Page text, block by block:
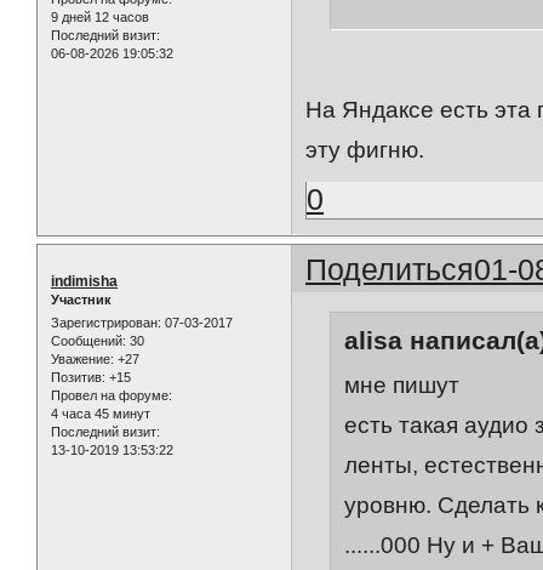
9 дней 12 часов
Последний визит:
06-08-2026 19:05:32
На Яндаксе есть эта
эту фигню.
0
Поделиться01-
indimisha
Участник
Зарегистрирован: 07-03-2017
Сообщений: 30
Уважение: +27
Позитив: +15
Провел на форуме:
4 часа 45 минут
Последний визит:
13-10-2019 13:53:22
alisa
мне пишут
есть такая аудио
ленты,
уровню. Сделать
......000 Ну и +